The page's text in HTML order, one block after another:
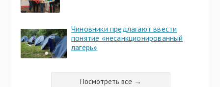
Чиновники предлагают ввести
понятие «несанкционированный
лагерь»
Посмотреть все →